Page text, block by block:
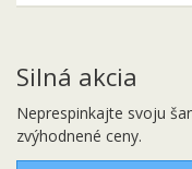
Silná akcia
Neprespinkajte svoju
zvýhodnené ceny.